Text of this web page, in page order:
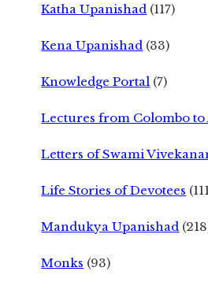
Katha Upanishad (117)
Kena Upanishad (33)
Knowledge Portal (7)
Lectures from Colombo to
Letters of Swami
Life Stories of Devotees
Mandukya Upanishad
Monks (93)